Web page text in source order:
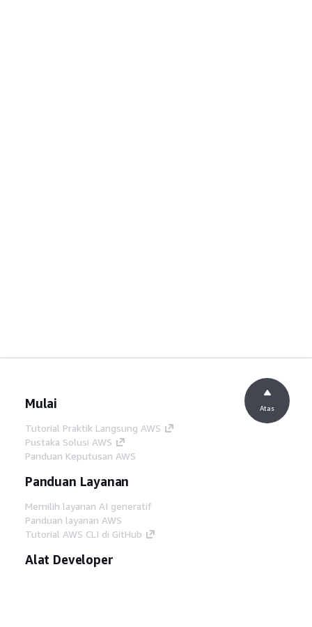
Mulai
Tutorial Praktik Langsung AWS
Pustaka Solusi AWS
Panduan Keputusan AWS
Panduan Layanan
Memilih layanan AI generatif
Panduan layanan AWS
Tutorial AWS CLI di GitHub
Alat Developer
Atas